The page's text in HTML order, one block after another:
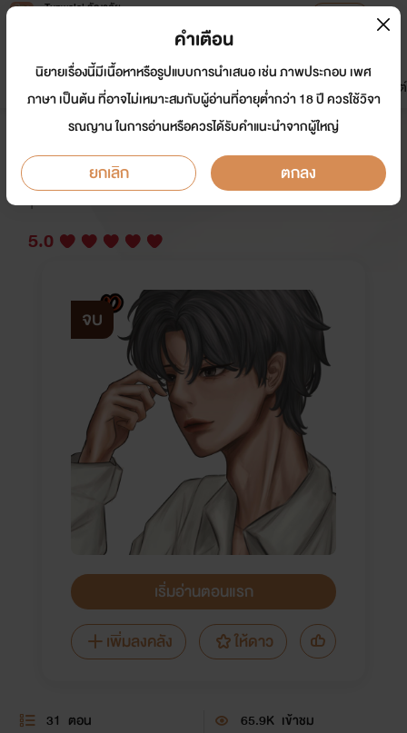
Tunwalai ธัญวลัย
หน้าแรก นิยาย อีบุ๊ก การ์ตูน
มาใหม่
ดรีมแชท ธัญลิสต์
เด็กดื้อของเฮียทั้งสาม 4P (มีE-Book
นักเขียน: ชีริน
Y
5.0
จบ
เริ่มอ่านตอนแรก
เพิ่มลงคลัง
ให้ดาว
31 ตอน 65.9K เข้าชม
คำเตือน
นิยายเรื่องนี้มีเนื้อหาหรือรูปแบบการนำเสนอ เช่น ภาพประกอบ เพศ
ภาษา เป็นต้น ที่อาจไม่เหมาะสมกับผู้อ่านที่อายุต่ำกว่า 18 ปี ควรใช้วิจา
รณญาน ในการอ่านหรือควรได้รับคำแนะนำจากผู้ใหญ่
ยกเลิก ตกลง